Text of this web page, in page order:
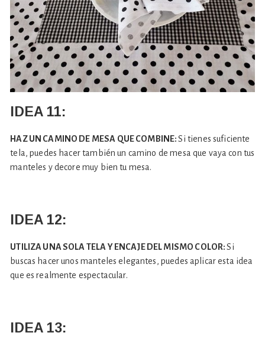
IDEA 11:
HAZ UN CAMINO DE MESA QUE COMBINE:Si tienes suficiente
tela, puedes hacer también un camino de mesa que vaya con tus
manteles y decore muy bien tu mesa.
IDEA 12:
UTILIZA UNA SOLA TELA Y ENCAJE DEL MISMO COLOR:Si
buscas hacer unos manteles elegantes, puedes aplicar esta idea
que es realmente espectacular.
IDEA 13: